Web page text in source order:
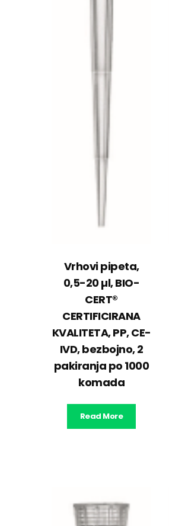
Vrhovi pipeta,
0,5-20 µl, BIO-
CERT®
CERTIFICIRANA
KVALITETA, PP, CE-
IVD, bezbojno, 2
pakiranja po 1000
komada
Read More